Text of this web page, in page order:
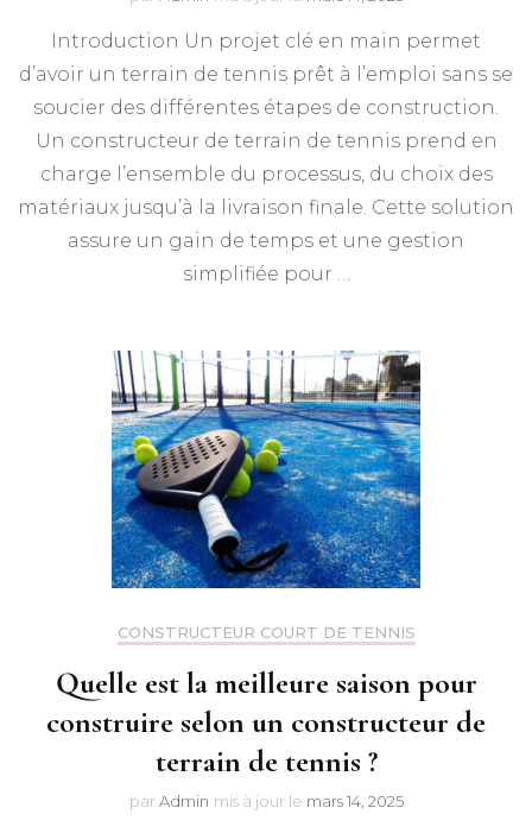
Introduction Un projet clé en main permet
d’avoir un terrain de tennis prêt à l’emploi sans se
soucier des différentes étapes de construction.
Un constructeur de terrain de tennis prend en
charge l’ensemble du processus, du choix des
matériaux jusqu’à la livraison finale. Cette solution
assure un gain de temps et une gestion
simplifiée pour …
CONSTRUCTEUR COURT DE TENNIS
Quelle est la meilleure saison pour
construire selon un constructeur de
terrain de tennis ?
par Admin mis à jour le mars 14, 2025